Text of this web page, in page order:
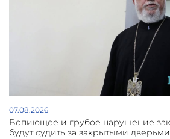
07.08.2026
Вопиющее и грубое нарушение
будут судить за закрытыми дверьми